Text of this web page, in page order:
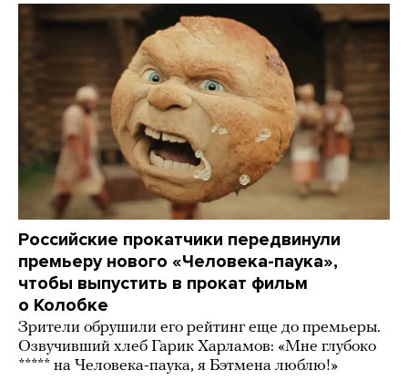
Российские прокатчики передвинули
премьеру нового «Человека-паука»,
чтобы выпустить в прокат фильм
о Колобке
Зрители обрушили его рейтинг еще до премьеры.
Озвучивший хлеб Гарик Харламов: «Мне глубоко
***** на Человека-паука, я Бэтмена люблю!»